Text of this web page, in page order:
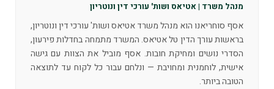
מנהל משרד | אטיאס ושות' עורכי דין ונוטריון
אסף סוחריאנו הוא מנהל משרד אטיאס ושות' עורכי דין ונוטריון,
בראשות עורך הדין טל אטיאס. המשרד מתמחה בחדלות פירעון,
הסדרי נושים ומחיקת חובות. אסף מוביל את הצוות עם גישה
אישית, לוחמנית ומחויבת — ונלחם עבור כל לקוח עד לתוצאה
הטובה ביותר.